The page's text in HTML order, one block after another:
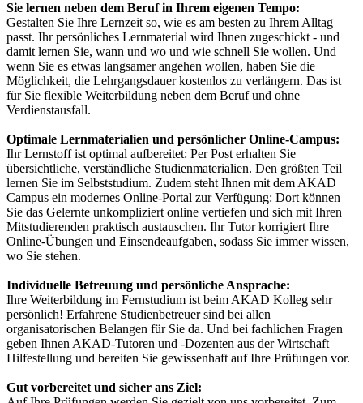
Sie lernen neben dem Beruf in Ihrem eigenen Tempo:
Gestalten Sie Ihre Lernzeit so, wie es am besten zu Ihrem Alltag
passt. Ihr persönliches Lernmaterial wird Ihnen zugeschickt - und
damit lernen Sie, wann und wo und wie schnell Sie wollen. Und
wenn Sie es etwas langsamer angehen wollen, haben Sie die
Möglichkeit, die Lehrgangsdauer kostenlos zu verlängern. Das ist
für Sie flexible Weiterbildung neben dem Beruf und ohne
Verdienstausfall.
Optimale Lernmaterialien und persönlicher Online-Campus:
Ihr Lernstoff ist optimal aufbereitet: Per Post erhalten Sie
übersichtliche, verständliche Studienmaterialien. Den größten Teil
lernen Sie im Selbststudium. Zudem steht Ihnen mit dem AKAD
Campus ein modernes Online-Portal zur Verfügung: Dort können
Sie das Gelernte unkompliziert online vertiefen und sich mit Ihren
Mitstudierenden praktisch austauschen. Ihr Tutor korrigiert Ihre
Online-Übungen und Einsendeaufgaben, sodass Sie immer wissen,
wo Sie stehen.
Individuelle Betreuung und persönliche Ansprache:
Ihre Weiterbildung im Fernstudium ist beim AKAD Kolleg sehr
persönlich! Erfahrene Studienbetreuer sind bei allen
organisatorischen Belangen für Sie da. Und bei fachlichen Fragen
geben Ihnen AKAD-Tutoren und -Dozenten aus der Wirtschaft
Hilfestellung und bereiten Sie gewissenhaft auf Ihre Prüfungen vor.
Gut vorbereitet und sicher ans Ziel: